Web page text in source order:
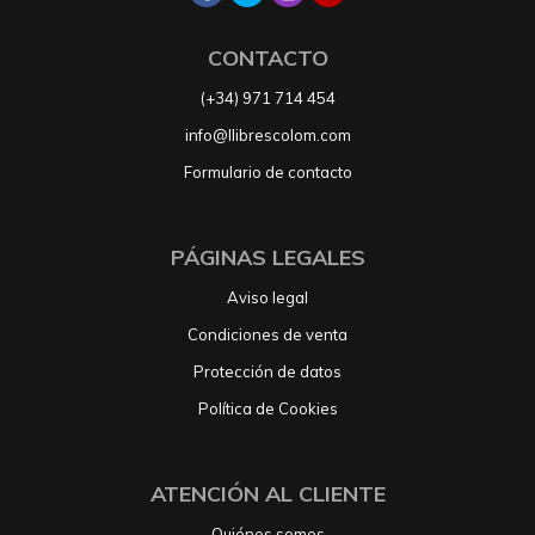
CONTACTO
(+34) 971 714 454
info@llibrescolom.com
Formulario de contacto
PÁGINAS LEGALES
Aviso legal
Condiciones de venta
Protección de datos
Política de Cookies
ATENCIÓN AL CLIENTE